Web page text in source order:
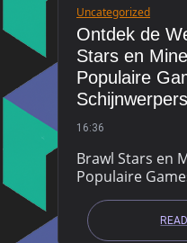
Uncategorized
Ontdek de
Stars en
Populaire
Schijnwerpers
16:36
Brawl Stars en
Populaire